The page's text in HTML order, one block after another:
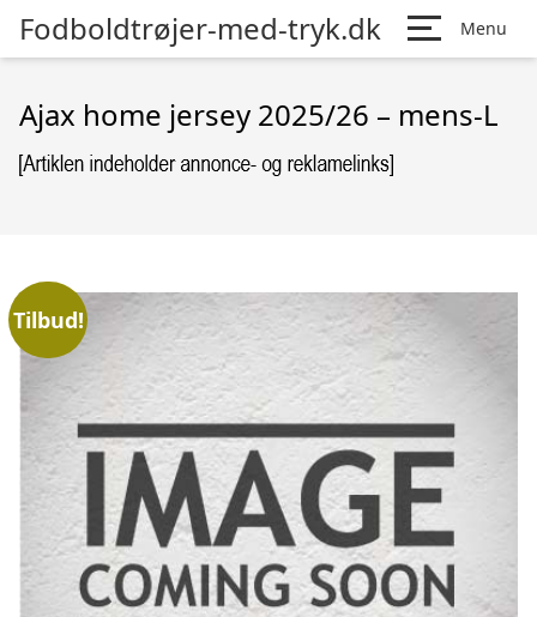
Fodboldtrøjer-med-tryk.dk Menu
Ajax home jersey 2025/26 – mens-L
Tilbud!